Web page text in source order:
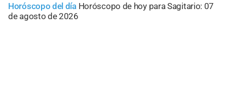
Horóscopo del día Horóscopo de hoy para Sagitario: 07
de agosto de 2026